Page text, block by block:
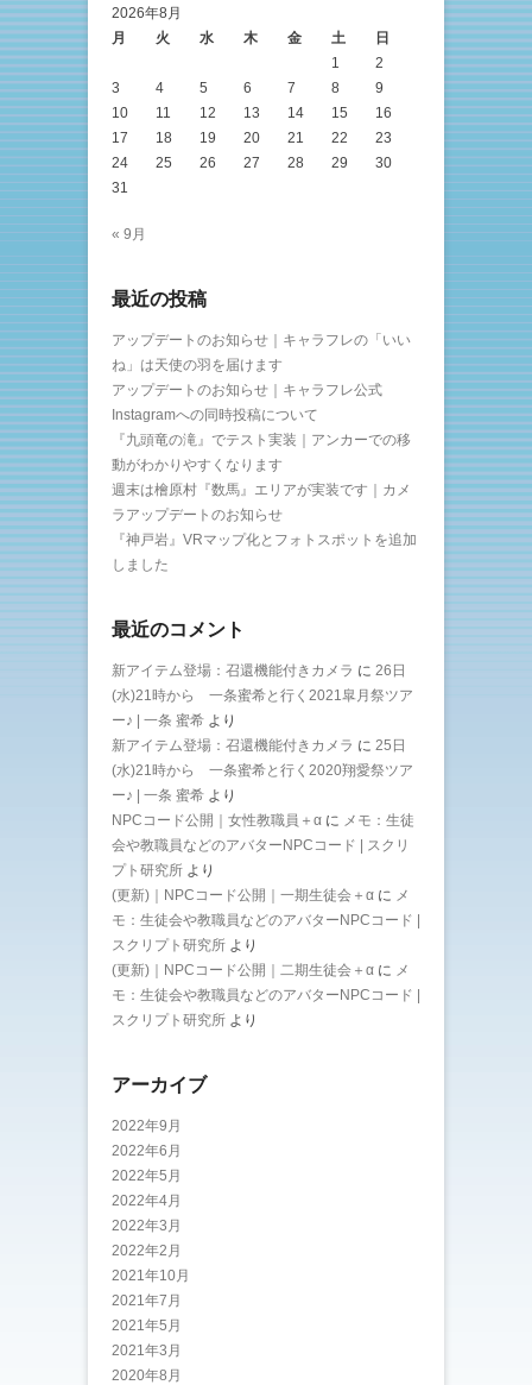
2026年8月
月
火 水 木 金 土
日
1
2
3
4 5 6 7 8
9
10
11 12 13 14 15
16
17
18 19 20 21 22
23
24
25 26 27 28 29
30
31
« 9月
最近の投稿
アップデートのお知らせ｜キャラフレの「いい
ね」は天使の羽を届けます
アップデートのお知らせ｜キャラフレ公式
Instagramへの同時投稿について
『九頭竜の滝』でテスト実装｜アンカーでの移
動がわかりやすくなります
週末は檜原村『数馬』エリアが実装です｜カメ
ラアップデートのお知らせ
『神戸岩』VRマップ化とフォトスポットを追加
しました
最近のコメント
新アイテム登場：召還機能付きカメラ に 26日
(水)21時から 一条蜜希と行く2021皐月祭ツア
ー♪ | 一条 蜜希 より
新アイテム登場：召還機能付きカメラ に 25日
(水)21時から 一条蜜希と行く2020翔愛祭ツア
ー♪ | 一条 蜜希 より
NPCコード公開｜女性教職員＋α に メモ：生徒
会や教職員などのアバターNPCコード | スクリ
プト研究所 より
(更新)｜NPCコード公開｜一期生徒会＋α に メ
モ：生徒会や教職員などのアバターNPCコード |
スクリプト研究所 より
(更新)｜NPCコード公開｜二期生徒会＋α に メ
モ：生徒会や教職員などのアバターNPCコード |
スクリプト研究所 より
アーカイブ
2022年9月
2022年6月
2022年5月
2022年4月
2022年3月
2022年2月
2021年10月
2021年7月
2021年5月
2021年3月
2020年8月